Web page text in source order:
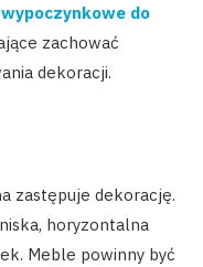
do
zachować
dekoracji.
zastępuje dekorację.
horyzontalna
Meble powinny być